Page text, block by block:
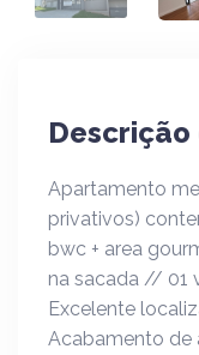
Apartamento
privativos)
bwc + area
na sacada // 01
Excelente
Acabamento de